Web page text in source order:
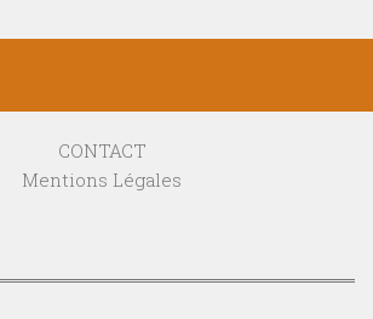
CONTACT
Mentions Légales